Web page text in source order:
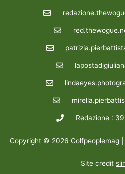
Redazione :
Copyright © 2026 Golfpeoplemag
Site credit